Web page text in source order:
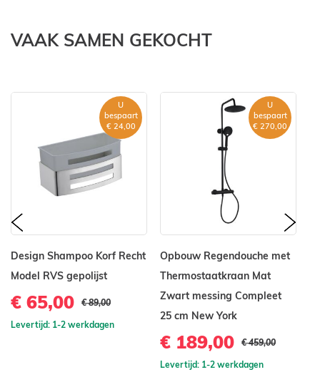
VAAK SAMEN GEKOCHT
Design Shampoo Korf Recht
Model RVS gepolijst
U
bespaart
€ 24,00
€ 65,00 € 89,00
Levertijd: 1-2 werkdagen
Opbouw Regendouche met
Thermostaatkraan Mat
Zwart messing Compleet
25 cm New York
U
bespaart
€ 270,00
€ 189,00 € 459,00
Levertijd: 1-2 werkdagen